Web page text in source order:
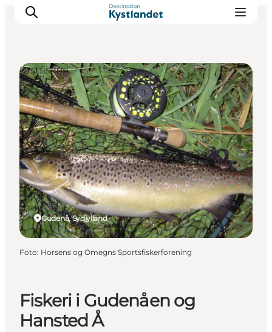
Det sker
Byer
Oplevelser
Overnatning
Køb billet
Fiskeri i Gudenåen og
Hansted Å
Gudenå, Sydjylland
Lystfiskeri
Foto: Horsens og Omegns Sportsfiskerforening